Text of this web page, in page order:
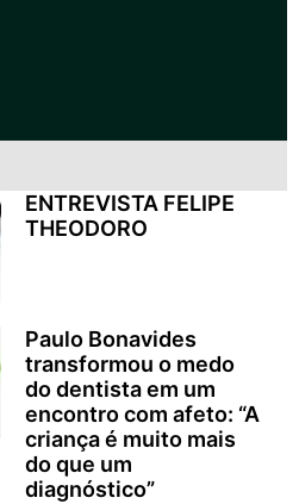
ENTREVISTA FELIPE
THEODORO
Paulo Bonavides
transformou o medo
do dentista em um
encontro com afeto: “A
criança é muito mais
do que um
diagnóstico”